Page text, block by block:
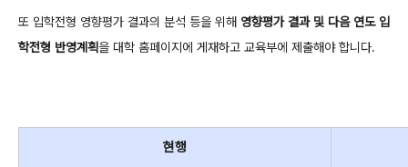
또 입학전형 영향평가 결과의 분석 등을 위해 영향평가 결과 및 다음 연도 입
학전형 반영계획을 대학 홈페이지에 게재하고 교육부에 제출해야 합니다.
현행